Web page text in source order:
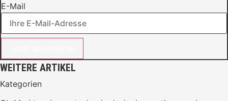
E-Mail
WEITERE ARTIKEL
Kategorien